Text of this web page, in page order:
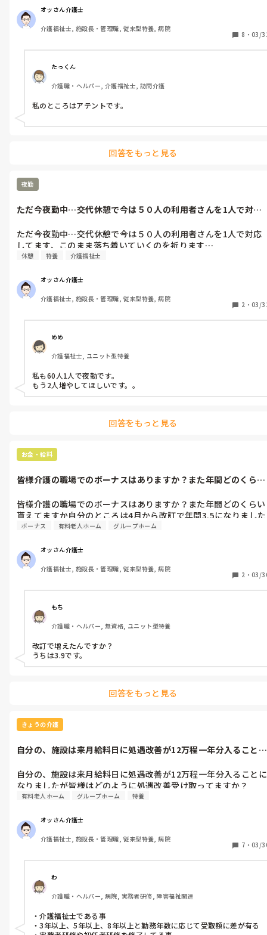
オッさん介護士
介護福祉士, 施設長・管理職, 従来型特養, 病院
8 ・ 03/
たっくん
介護職・ヘルパー, 介護福祉士, 訪問介護
私のところはアテントです。
回答をもっと見る
夜勤
ただ今夜勤中…交代休憩で今は５０人の利用者さんを1人で対応
ただ今夜勤中…交代休憩で今は５０人の利用者さんを1人で対応
してます、このまま落ち着いていくのを祈ります…
休憩 特養 介護福祉士
オッさん介護士
介護福祉士, 施設長・管理職, 従来型特養, 病院
2 ・ 03/
めめ
介護福祉士, ユニット型特養
私も60人1人で夜勤です。
もう2人増やしてほしいです。。
回答をもっと見る
お金・給料
皆様介護の職場でのボーナスはありますか？また年間どのくらい
皆様介護の職場でのボーナスはありますか？また年間どのくらい
貰えてますか自分のところは4月から改訂で年間3.5になりました
ボーナス 有料老人ホーム グループホーム
オッさん介護士
介護福祉士, 施設長・管理職, 従来型特養, 病院
2 ・ 03/
もち
介護職・ヘルパー, 無資格, ユニット型特養
改訂で増えたんですか？
うちは3.9です。
回答をもっと見る
きょうの介護
自分の、施設は来月給料日に処遇改善が12万程一年分入ることに
自分の、施設は来月給料日に処遇改善が12万程一年分入ることに
なりましたが皆様はどのように処遇改善受け取ってますか？
有料老人ホーム グループホーム 特養
オッさん介護士
介護福祉士, 施設長・管理職, 従来型特養, 病院
7 ・ 03/
わ
介護職・ヘルパー, 病院, 実務者研修, 障害福祉関連
・介護福祉士である事
・3年以上、5年以上、8年以上と勤務年数に応じて受取額に差が有る